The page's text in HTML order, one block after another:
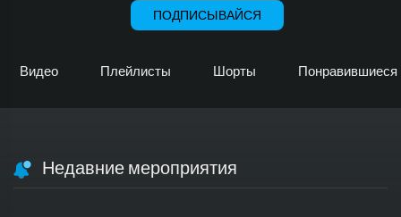
ПОДПИСЫВАЙСЯ
Видео Плейлисты Шорты Понравившиеся
Недавние мероприятия